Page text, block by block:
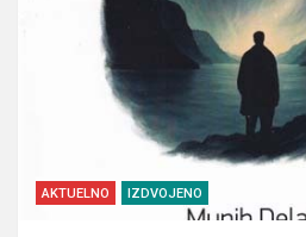
AKTUELNO IZDVOJENO